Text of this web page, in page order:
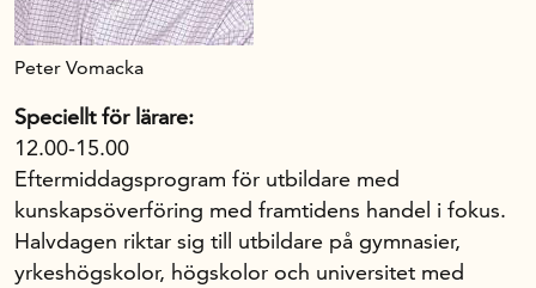
Peter Vomacka
Speciellt för lärare:
12.00-15.00
Eftermiddagsprogram för utbildare med
kunskapsöverföring med framtidens handel i fokus.
Halvdagen riktar sig till utbildare på gymnasier,
yrkeshögskolor, högskolor och universitet med